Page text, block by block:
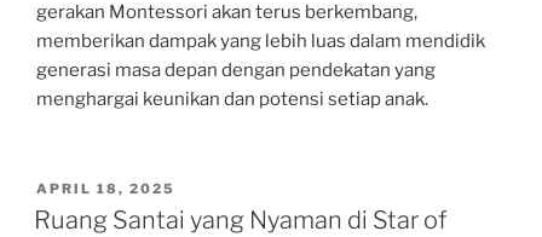
gerakan Montessori akan terus berkembang,
memberikan dampak yang lebih luas dalam mendidik
generasi masa depan dengan pendekatan yang
menghargai keunikan dan potensi setiap anak.
POSTED
ON
APRIL 18, 2025
Ruang Santai yang Nyaman di Star of